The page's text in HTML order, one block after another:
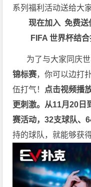
系列福利活动送给大
现在加入免费送
FIFA 世界杯结
为了与大家同庆世
锦标赛，你可以边打
伍打气！ 点击视频播
更刺激。 从11月20日
赛活动，32支球队、
持的球队，就能够获